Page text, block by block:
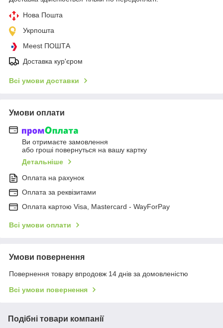
Нова Пошта
Укрпошта
Meest ПОШТА
Доставка кур'єром
Всі умови доставки
Умови оплати
Ви отримаєте замовлення
або гроші повернуться на вашу картку
Детальніше
Оплата на рахунок
Оплата за реквізитами
Оплата картою Visa, Mastercard - WayForPay
Всі умови оплати
Умови повернення
Повернення товару впродовж 14 днів за домовленістю
Всі умови повернення
Подібні товари компанії